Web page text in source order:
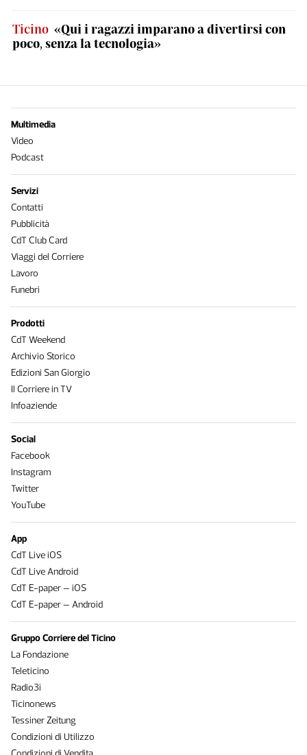
Ticino «Qui i ragazzi imparano a divertirsi con
poco, senza la tecnologia»
Multimedia
Video
Podcast
Servizi
Contatti
Pubblicità
CdT Club Card
Viaggi del Corriere
Lavoro
Funebri
Prodotti
CdT Weekend
Archivio Storico
Edizioni San Giorgio
Il Corriere in TV
Infoaziende
Social
Facebook
Instagram
Twitter
YouTube
App
CdT Live iOS
CdT Live Android
CdT E-paper – iOS
CdT E-paper – Android
Gruppo Corriere del Ticino
La Fondazione
Teleticino
Radio3i
Ticinonews
Tessiner Zeitung
Condizioni di Utilizzo